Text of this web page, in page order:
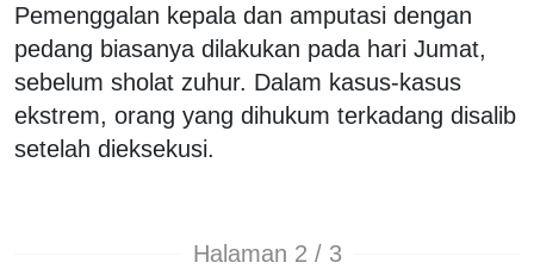
Pemenggalan kepala dan amputasi dengan
pedang biasanya dilakukan pada hari Jumat,
sebelum sholat zuhur. Dalam kasus-kasus
ekstrem, orang yang dihukum terkadang disalib
setelah dieksekusi.
Halaman 2 / 3